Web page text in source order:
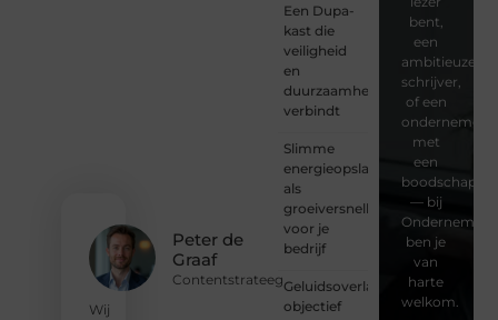
Peter de
Graaf
Contentstrateeg
Wij
Een Dupa-
kast die
veiligheid
en
duurzaamheid
verbindt
Slimme
energieopslag
als
groeiversneller
voor je
bedrijf
Geluidsoverlast
objectief
bent,
een
ambitieuze
schrijver,
of een
ondernemer
met
een
boodschap
— bij
ben je
van
harte
welkom.